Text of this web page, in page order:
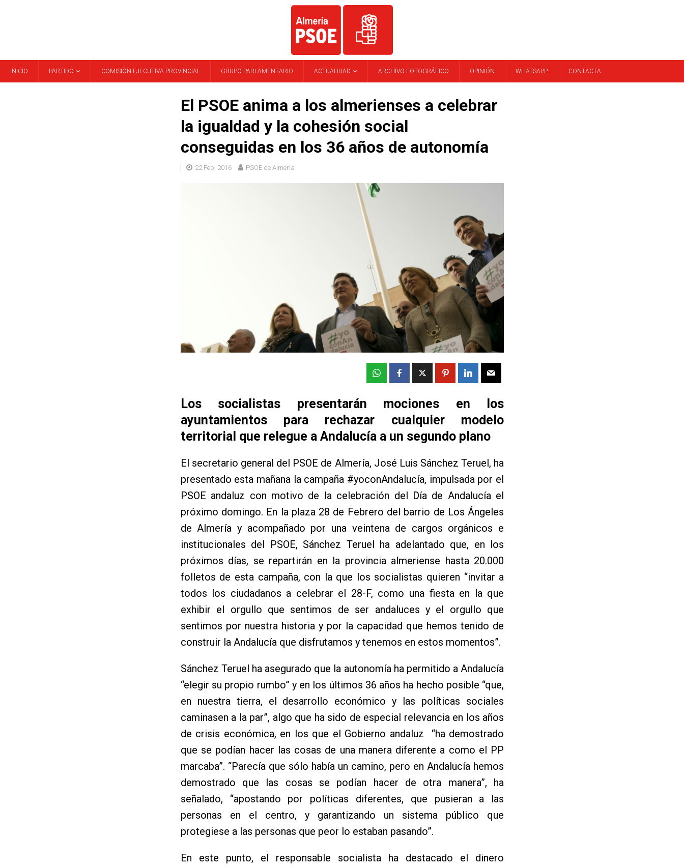
INICIO PARTIDO COMISIÓN EJECUTIVA PROVINCIAL GRUPO PARLAMENTARIO ACTUALIDAD ARCHIVO FOTOGRÁFICO OPINIÓN WHATSAPP CONTACTA
El PSOE anima a los almerienses a celebrar
la igualdad y la cohesión social
conseguidas en los 36 años de autonomía
22 Feb, 2016 PSOE de Almería
Los socialistas presentarán mociones en los
ayuntamientos para rechazar cualquier modelo
territorial que relegue a Andalucía a un segundo plano
El secretario general del PSOE de Almería, José Luis Sánchez Teruel, ha
presentado esta mañana la campaña #yoconAndalucía, impulsada por el
PSOE andaluz con motivo de la celebración del Día de Andalucía el
próximo domingo. En la plaza 28 de Febrero del barrio de Los Ángeles
de Almería y acompañado por una veintena de cargos orgánicos e
institucionales del PSOE, Sánchez Teruel ha adelantado que, en los
próximos días, se repartirán en la provincia almeriense hasta 20.000
folletos de esta campaña, con la que los socialistas quieren “invitar a
todos los ciudadanos a celebrar el 28-F, como una fiesta en la que
exhibir el orgullo que sentimos de ser andaluces y el orgullo que
sentimos por nuestra historia y por la capacidad que hemos tenido de
construir la Andalucía que disfrutamos y tenemos en estos momentos”.
Sánchez Teruel ha asegurado que la autonomía ha permitido a Andalucía
“elegir su propio rumbo” y en los últimos 36 años ha hecho posible “que,
en nuestra tierra, el desarrollo económico y las políticas sociales
caminasen a la par”, algo que ha sido de especial relevancia en los años
de crisis económica, en los que el Gobierno andaluz “ha demostrado
que se podían hacer las cosas de una manera diferente a como el PP
marcaba”. “Parecía que sólo había un camino, pero en Andalucía hemos
demostrado que las cosas se podían hacer de otra manera”, ha
señalado, “apostando por políticas diferentes, que pusieran a las
personas en el centro, y garantizando un sistema público que
protegiese a las personas que peor lo estaban pasando”.
En este punto, el responsable socialista ha destacado el dinero